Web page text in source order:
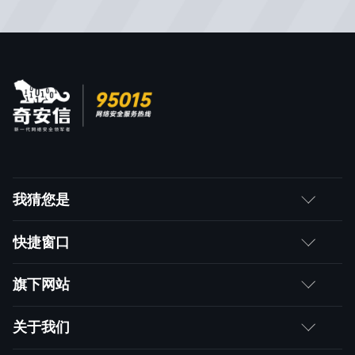
我猜您是
客户
合作伙伴
求职者
快捷窗口
如何购买
产品注册与激活
旗下网站
网神
关于我们